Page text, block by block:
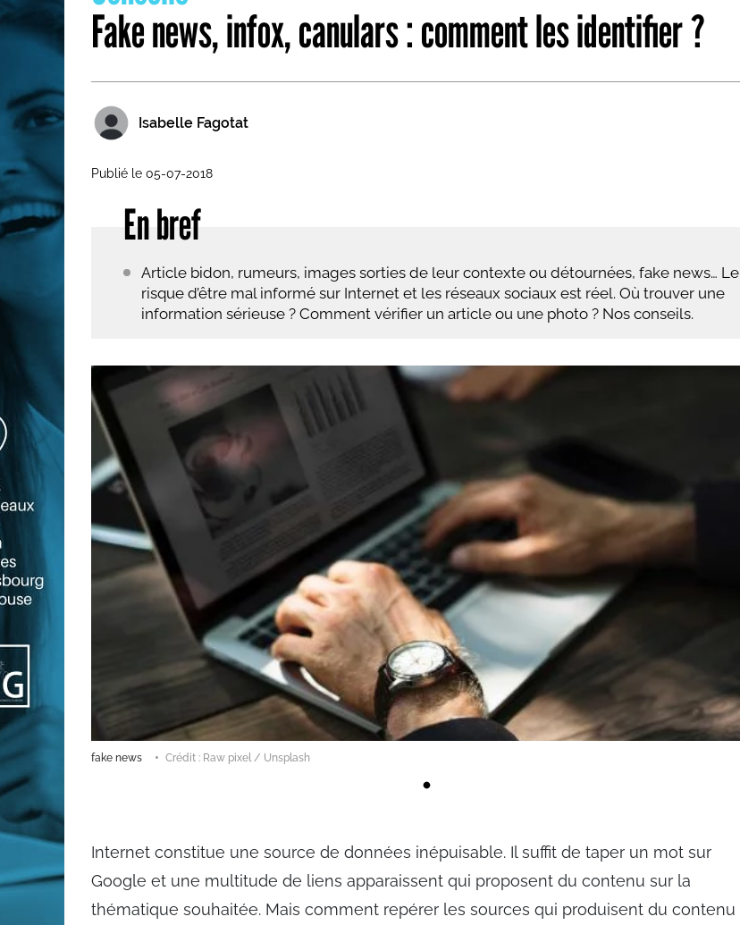
Les métiers par ordre alphabétique Après la 3eme
Avec nos focus métiers
Fake news, infox, canulars : comment les identifier ?
Isabelle Fagotat
Publié le 05-07-2018
En bref
Article bidon, rumeurs, images sorties de leur contexte ou détournées, fake news… Le
risque d’être mal informé sur Internet et les réseaux sociaux est réel. Où trouver une
information sérieuse ? Comment vérifier un article ou une photo ? Nos conseils.
fake news Crédit : Raw pixel / Unsplash
Internet constitue une source de données inépuisable. Il suffit de taper un mot sur
Google et une multitude de liens apparaissent qui proposent du contenu sur la
thématique souhaitée. Mais comment repérer les sources qui produisent du contenu